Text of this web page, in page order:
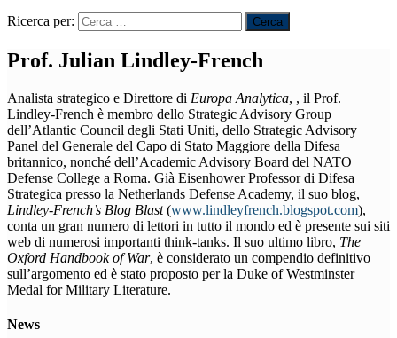
Ricerca per:
Prof. Julian Lindley-French
Analista strategico e Direttore di Europa Analytica, , il Prof.
Lindley-French è membro dello Strategic Advisory Group
dell’Atlantic Council degli Stati Uniti, dello Strategic Advisory
Panel del Generale del Capo di Stato Maggiore della Difesa
britannico, nonché dell’Academic Advisory Board del NATO
Defense College a Roma. Già Eisenhower Professor di Difesa
Strategica presso la Netherlands Defense Academy, il suo blog,
Lindley-French’s Blog Blast(www.lindleyfrench.blogspot.com),
conta un gran numero di lettori in tutto il mondo ed è presente sui siti
web di numerosi importanti think-tanks. Il suo ultimo libro, The
Oxford Handbook of War, è considerato un compendio definitivo
sull’argomento ed è stato proposto per la Duke of Westminster
Medal for Military Literature.
News